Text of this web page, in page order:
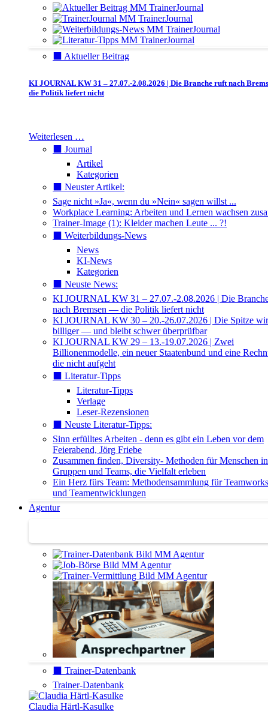
⬛️ Aktueller Beitrag
KI JOURNAL KW 31 – 27.07.-2.08.2026 | Die Branche ruft nach
die Politik liefert nicht
Weiterlesen …
⬛️ Journal
Artikel
Kategorien
⬛️ Neuster Artikel:
Sage nicht »Ja«, wenn du »Nein« sagen willst ...
Workplace Learning: Arbeiten und Lernen wachsen
Trainer-Image (1): Kleider machen Leute ... ?!
⬛️ Weiterbildungs-News
News
KI-News
Kategorien
⬛️ Neuste News:
KI JOURNAL KW 31 – 27.07.-2.08.2026 | Die
nach Bremsen — die Politik liefert nicht
KI JOURNAL KW 30 – 20.-26.07.2026 | Die Spitze
billiger — und bleibt schwer überprüfbar
KI JOURNAL KW 29 – 13.-19.07.2026 | Zwei
Billionenmodelle, ein neuer Staatenbund und eine
die nicht aufgeht
⬛️ Literatur-Tipps
Literatur-Tipps
Verlage
Leser-Rezensionen
⬛️ Neuste Literatur-Tipps:
Sinn erfülltes Arbeiten - denn es gibt ein Leben vor dem
Feierabend, Jörg Friebe
Zusammen finden, Diversity- Methoden für Menschen in
Gruppen und Teams, die Vielfalt erleben
Ein Herz fürs Team: Methodensammlung für
und Teamentwicklungen
Agentur
⬛️ Trainer-Datenbank
Trainer-Datenbank
Claudia Härtl-Kasulke